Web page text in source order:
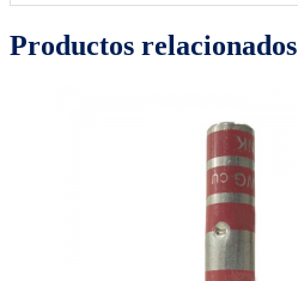
Productos relacionados